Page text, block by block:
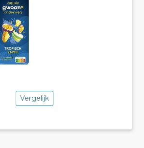
Vergelijk